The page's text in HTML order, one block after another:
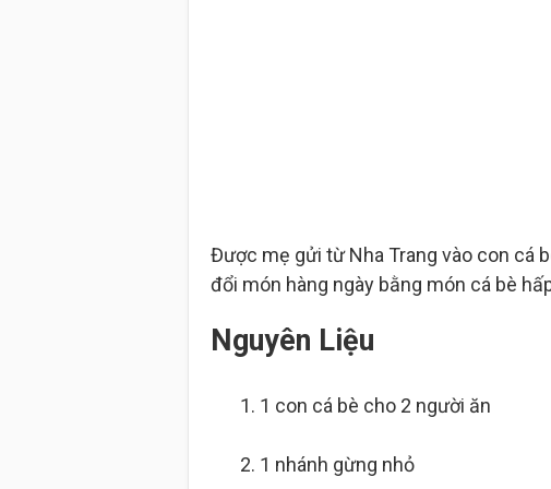
Được mẹ gửi từ Nha Trang vào con cá
đổi món hàng ngày bằng món cá bè
Nguyên Liệu
1 con cá bè cho 2 người ăn
1 nhánh gừng nhỏ